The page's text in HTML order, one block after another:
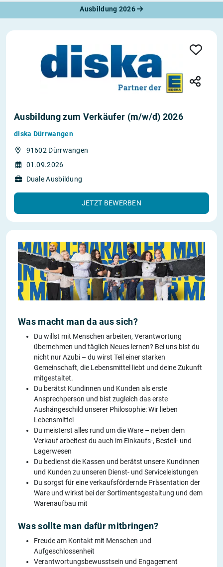
Ausbildung 2026
Ausbildung zum Verkäufer (m/w/d) 2026
diska Dürrwangen
91602 Dürrwangen
01.09.2026
Duale Ausbildung
JETZT BEWERBEN
Was macht man da aus sich?
Du willst mit Menschen arbeiten, Verantwortung
übernehmen und täglich Neues lernen? Bei uns bist du
nicht nur Azubi – du wirst Teil einer starken
Gemeinschaft, die Lebensmittel liebt und deine Zukunft
mitgestaltet.
Du berätst Kundinnen und Kunden als erste
Ansprechperson und bist zugleich das erste
Aushängeschild unserer Philosophie: Wir lieben
Lebensmittel
Du meisterst alles rund um die Ware – neben dem
Verkauf arbeitest du auch im Einkaufs-, Bestell- und
Lagerwesen
Du bedienst die Kassen und berätst unsere Kundinnen
und Kunden zu unseren Dienst- und Serviceleistungen
Du sorgst für eine verkaufsfördernde Präsentation der
Ware und wirkst bei der Sortimentsgestaltung und dem
Warenaufbau mit
Was sollte man dafür mitbringen?
Freude am Kontakt mit Menschen und
Aufgeschlossenheit
Verantwortungsbewusstsein und Engagement